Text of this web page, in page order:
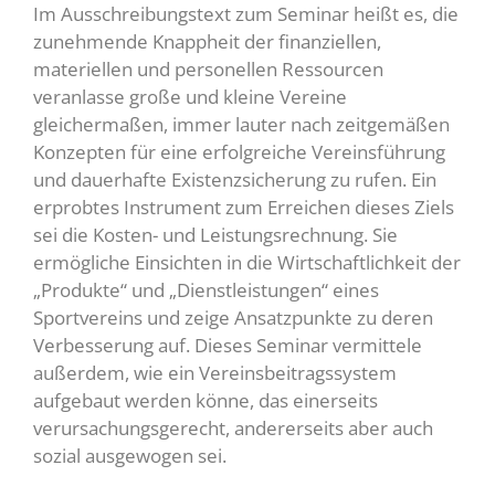
Im Ausschreibungstext zum Seminar heißt es, die
zunehmende Knappheit der finanziellen,
materiellen und personellen Ressourcen
veranlasse große und kleine Vereine
gleichermaßen, immer lauter nach zeitgemäßen
Konzepten für eine erfolgreiche Vereinsführung
und dauerhafte Existenzsicherung zu rufen. Ein
erprobtes Instrument zum Erreichen dieses Ziels
sei die Kosten- und Leistungsrechnung. Sie
ermögliche Einsichten in die Wirtschaftlichkeit der
„Produkte“ und „Dienstleistungen“ eines
Sportvereins und zeige Ansatzpunkte zu deren
Verbesserung auf. Dieses Seminar vermittele
außerdem, wie ein Vereinsbeitragssystem
aufgebaut werden könne, das einerseits
verursachungsgerecht, andererseits aber auch
sozial ausgewogen sei.